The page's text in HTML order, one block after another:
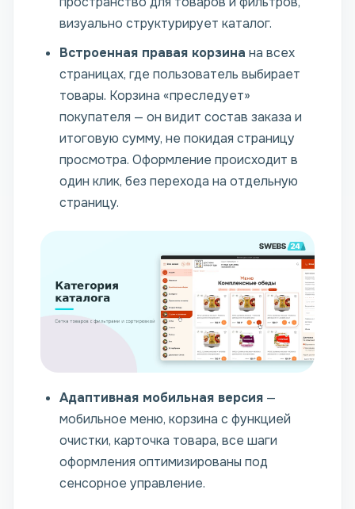
визуально структурирует каталог.
Встроенная правая корзина на всех
страницах, где пользователь выбирает
товары. Корзина «преследует»
покупателя — он видит состав заказа и
итоговую сумму, не покидая страницу
просмотра. Оформление происходит в
один клик, без перехода на отдельную
страницу.
Адаптивная мобильная версия —
мобильное меню, корзина с функцией
очистки, карточка товара, все шаги
оформления оптимизированы под
сенсорное управление.